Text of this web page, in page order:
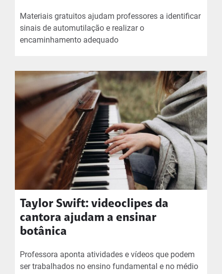
Materiais gratuitos ajudam professores a identificar
sinais de automutilação e realizar o
encaminhamento adequado
Taylor Swift: videoclipes da
cantora ajudam a ensinar
botânica
Professora aponta atividades e vídeos que podem
ser trabalhados no ensino fundamental e no médio